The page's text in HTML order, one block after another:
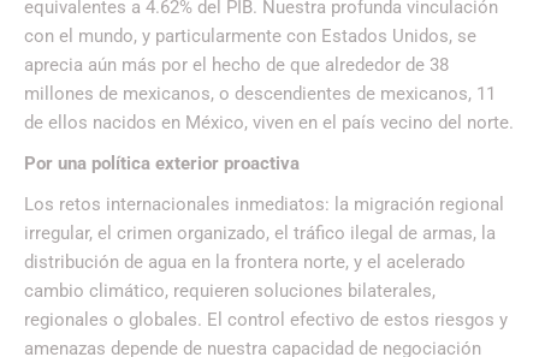
equivalentes a 4.62% del PIB. Nuestra profunda vinculación
con el mundo, y particularmente con Estados Unidos, se
aprecia aún más por el hecho de que alrededor de 38
millones de mexicanos, o descendientes de mexicanos, 11
de ellos nacidos en México, viven en el país vecino del norte.
Por una política exterior proactiva
Los retos internacionales inmediatos: la migración regional
irregular, el crimen organizado, el tráfico ilegal de armas, la
distribución de agua en la frontera norte, y el acelerado
cambio climático, requieren soluciones bilaterales,
regionales o globales. El control efectivo de estos riesgos y
amenazas depende de nuestra capacidad de negociación